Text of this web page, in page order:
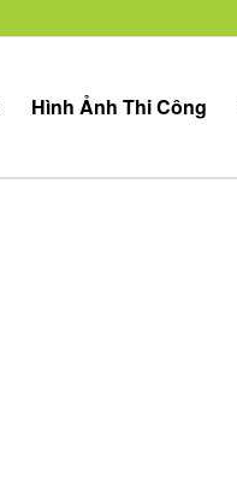
Hình Ảnh Thi Công